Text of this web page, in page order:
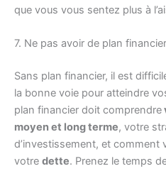
que vous vous sentez plus à
7. Ne pas avoir de plan financier
Sans plan financier, il est
la bonne voie pour atteindre
plan financier doit comprendre
moyen et long terme, votre
d’investissement, et comment
votre dette. Prenez le temps